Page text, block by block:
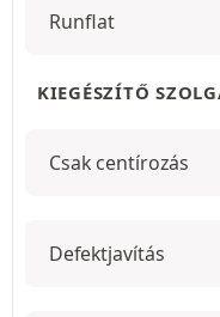
Runflat
KIEGÉSZÍTŐ
Csak centírozás
Defektjavítás